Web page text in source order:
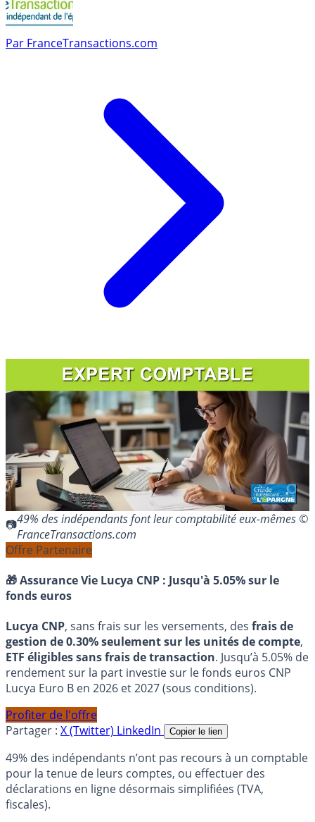
Par FranceTransactions.com
49% des indépendants font leur comptabilité eux-mêmes ©
FranceTransactions.com
Offre Partenaire
🎁 Assurance Vie Lucya CNP : Jusqu'à 5.05% sur le
fonds euros
Lucya CNP, sans frais sur les versements, des frais de
gestion de 0.30% seulement sur les unités de compte,
ETF éligibles sans frais de transaction. Jusqu’à 5.05% de
rendement sur la part investie sur le fonds euros CNP
Lucya Euro B en 2026 et 2027 (sous conditions).
Profiter de l'offre
Partager : X (Twitter) LinkedIn Copier le lien
49% des indépendants n’ont pas recours à un comptable
pour la tenue de leurs comptes, ou effectuer des
déclarations en ligne désormais simplifiées (TVA,
fiscales).